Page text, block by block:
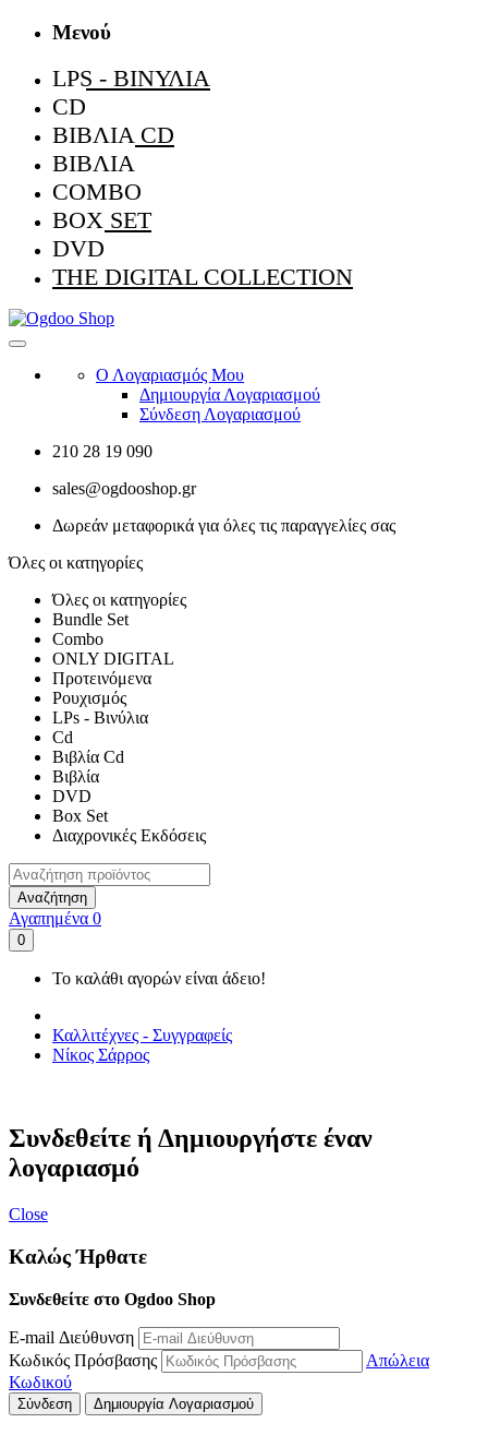
Μενού
LPS - ΒΙΝΎΛΙΑ
CD
ΒΙΒΛΊΑ CD
ΒΙΒΛΊΑ
COMBO
BOX SET
DVD
THE DIGITAL COLLECTION
Ο Λογαριασμός Μου
Δημιουργία Λογαριασμού
Σύνδεση Λογαριασμού
210 28 19 090
sales@ogdooshop.gr
Δωρεάν μεταφορικά για όλες τις παραγγελίες σας
Όλες οι κατηγορίες
Όλες οι κατηγορίες
Bundle Set
Combo
ONLY DIGITAL
Προτεινόμενα
Ρουχισμός
LPs - Βινύλια
Cd
Βιβλία Cd
Βιβλία
DVD
Box Set
Διαχρονικές Εκδόσεις
Αναζήτηση
Αγαπημένα 0
0
Το καλάθι αγορών είναι άδειο!
Καλλιτέχνες - Συγγραφείς
Νίκος Σάρρος
Συνδεθείτε ή Δημιουργήστε έναν
λογαριασμό
Close
Καλώς Ήρθατε
Συνδεθείτε στο Ogdoo Shop
E-mail Διεύθυνση
Κωδικός Πρόσβασης
Απώλεια
Κωδικού
Σύνδεση Δημιουργία Λογαριασμού